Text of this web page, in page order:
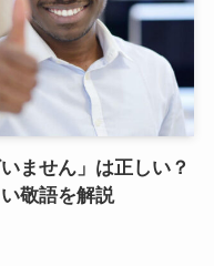
ません」は正しい？
敬語を解説